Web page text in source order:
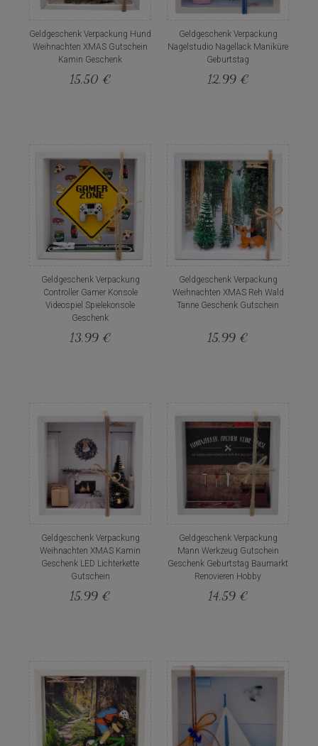
Geldgeschenk Verpackung Hund
Weihnachten XMAS Gutschein
Kamin Geschenk
15,50 €
Geldgeschenk Verpackung
Nagelstudio Nagellack Maniküre
Geburtstag
12,99 €
Geldgeschenk Verpackung
Controller Gamer Konsole
Videospiel Spielekonsole
Geschenk
13,99 €
Geldgeschenk Verpackung
Weihnachten XMAS Reh Wald
Tanne Geschenk Gutschein
15,99 €
Geldgeschenk Verpackung
Weihnachten XMAS Kamin
Geschenk LED Lichterkette
Gutschein
15,99 €
Geldgeschenk Verpackung
Mann Werkzeug Gutschein
Geschenk Geburtstag Baumarkt
Renovieren Hobby
14,59 €